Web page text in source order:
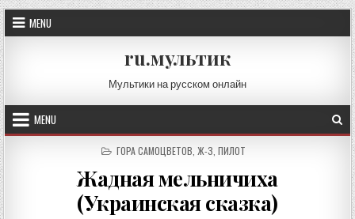
Skip
to
content
MENU
ru.мультик
Мультики на русском онлайн
MENU
POSTED
ГОРА САМОЦВЕТОВ Ж-З ПИЛОТ
Жадная мельничиха
(Украинская сказка)